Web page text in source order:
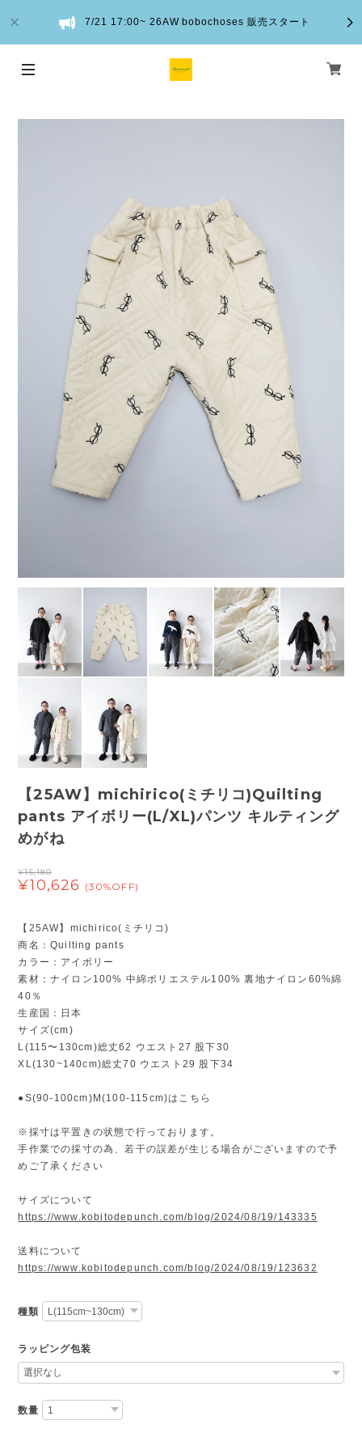
7/21 17:00~ 26AW bobochoses 販売スタート
【25AW】michirico(ミチリコ)Quilting
pants アイボリー(L/XL)パンツ キルティング
めがね
¥15,180
¥10,626 (30%OFF)
【25AW】michirico(ミチリコ)
商名：Quilting pants
カラー：アイボリー
素材：ナイロン100% 中綿ポリエステル100% 裏地ナイロン60%綿
40％
生産国：日本
サイズ(cm)
L(115〜130cm)総丈62 ウエスト27 股下30
XL(130~140cm)総丈70 ウエスト29 股下34
●S(90-100cm)M(100-115cm)はこちら
※採寸は平置きの状態で行っております。
手作業での採寸の為、若干の誤差が生じる場合がございますので予
めご了承ください
サイズについて
https://www.kobitodepunch.com/blog/2024/08/19/143335
送料について
https://www.kobitodepunch.com/blog/2024/08/19/123632
種類
ラッピング包装
数量